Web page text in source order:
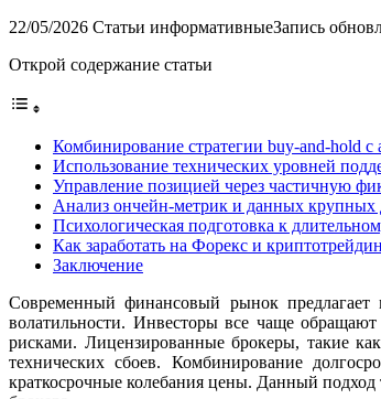
22/05/2026 Статьи информативныеЗапись
Открой содержание статьи
Комбинирование стратегии buy-and-hold
Использование технических уровней
Управление позицией через частичную
Анализ ончейн-метрик и данных крупных
Психологическая подготовка к
Как заработать на Форекс и
Заключение
Современный финансовый рынок
волатильности. Инвесторы все чаще
рисками. Лицензированные брокеры, такие
технических сбоев. Комбинирование
краткосрочные колебания цены. Данный